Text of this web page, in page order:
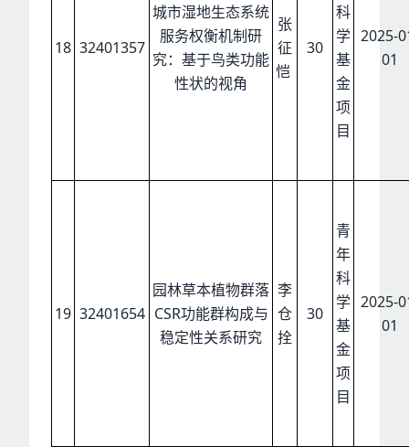
18 32401357
城市湿地生态系统
服务权衡机制研
究：基于鸟类功能
性状的视角
张
征
恺
30
科
学
基
金
项
目
2025-
01
19 32401654
园林草本植物群落
CSR功能群构成与
稳定性关系研究
李
仓
拴
30
青
年
科
学
基
金
项
目
2025-
01